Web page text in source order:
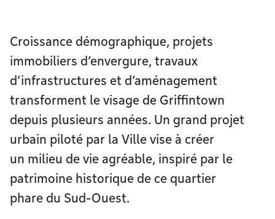
Croissance démographique, projets
immobiliers d’envergure, travaux
d’infrastructures et d’aménagement
transforment le visage de Griffintown
depuis plusieurs années. Un grand projet
urbain piloté par la Ville vise à créer
un milieu de vie agréable, inspiré par le
patrimoine historique de ce quartier
phare du Sud-Ouest.